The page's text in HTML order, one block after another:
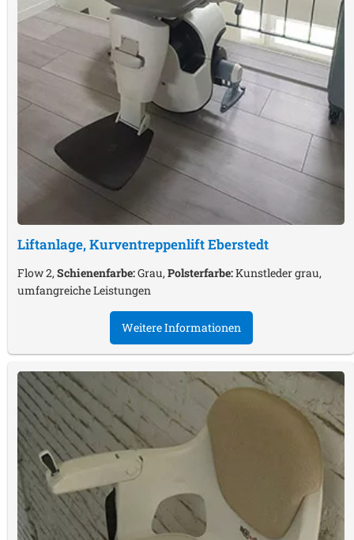
Liftanlage, KurventreppenliftEberstedt
Flow 2,Schienenfarbe:Grau,Polsterfarbe:Kunstleder grau,
umfangreiche Leistungen
Weitere Informationen